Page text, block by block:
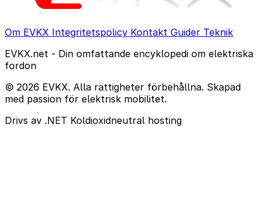
Om EVKX Integritetspolicy Kontakt Guider Teknik
EVKX.net - Din omfattande encyklopedi om elektriska
fordon
© 2026 EVKX. Alla rättigheter förbehållna. Skapad
med passion för elektrisk mobilitet.
Drivs av .NET Koldioxidneutral hosting